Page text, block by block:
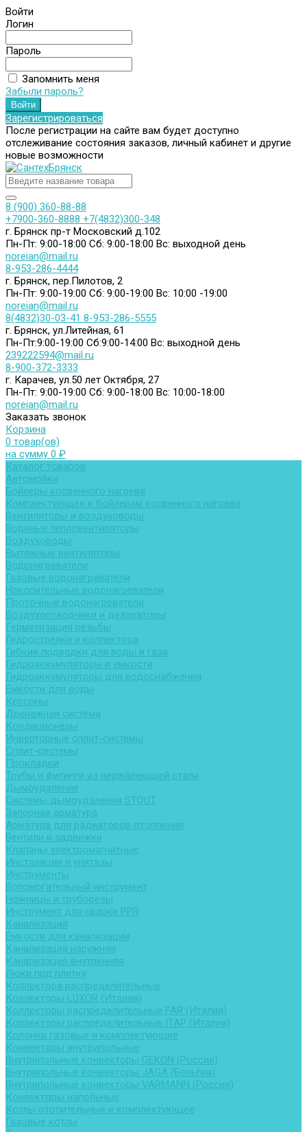
Войти
Логин
Пароль
Запомнить меня
Забыли пароль?
Зарегистрироваться
После регистрации на сайте вам будет доступно
отслеживание состояния заказов, личный кабинет и другие
новые возможности
8 (900) 360-88-88
+7900-360-8888 +7(4832)300-348
г. Брянск пр-т Московский д.102
Пн-Пт: 9:00-18:00 Сб: 9:00-18:00 Вс: выходной день
noreian@mail.ru
8-953-286-4444
г. Брянск, пер.Пилотов, 2
Пн-Пт: 9:00-19:00 Сб: 9:00-19:00 Вс: 10:00 -19:00
noreian@mail.ru
8(4832)30-03-41 8-953-286-5555
г. Брянск, ул.Литейная, 61
Пн-Пт:9:00-19:00 Сб:9:00-14:00 Вс: выходной день
239222594@mail.ru
8-900-372-3333
г. Карачев, ул.50 лет Октября, 27
Пн-Пт: 9:00-19:00 Сб: 9:00-18:00 Вс: 10:00-18:00
noreian@mail.ru
Заказать звонок
Корзина
0 товар(ов)
на сумму 0 ₽
Каталог товаров
Автомойки
Бойлеры косвенного нагрева
Комплектующее к бойлерам косвенного нагрева
Вентиляторы и воздуховоды
Водяные тепловентиляторы
Воздуховоды
Вытяжные вентиляторы
Водонагреватели
Газовые водонагреватели
Накопительные водонагреватели
Проточные водонагреватели
Воздухоотводчики и деаэраторы
Герметизация резьбы
Гидрострелки и коллектора
Гибкие подводки для воды и газа
Гидроаккумуляторы и емкости
Гидроаккумуляторы для водоснабжения
Емкости для воды
Кессоны
Дренажная система
Кондиционеры
Инверторные сплит-системы
Сплит-системы
Прокладки
Трубы и фитинги из нержавеющей стали
Дымоудаление
Системы дымоудаления STOUT
Запорная арматура
Арматура для радиаторов отопления
Вентили и задвижки
Клапаны электромагнитные
Инсталяции и унитазы
Инструменты
Вспомогательный инструмент
Ножницы и труборезы
Инструмент для сварки PPR
Канализация
Емкости для канализации
Канализация наружняя
Канализация внутренняя
Люки под плитку
Коллектора распределительные
Коллекторы LUXOR (Италия)
Коллекторы распределительные FAR (Италия)
Коллекторы распределительные ITAP (Италия)
Колонки газовые и комплектующие
Конвекторы внутрипольные
Внутрипольные конвекторы GEKON (Россия)
Внутрипольные конвекторы JAGA (Бельгия)
Внутрипольные конвекторы VARMANN (Россия)
Конвекторы напольные
Котлы отопительные и комплектующее
Газовые котлы